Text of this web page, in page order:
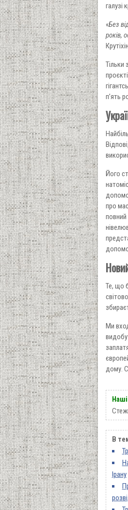
галузі
«Без
років,
Тільки
п’ять
Його
про
Те, що
Ми
дому.
В
Ірану